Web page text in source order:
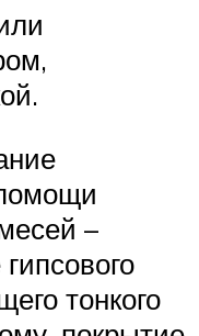
–
тонкого